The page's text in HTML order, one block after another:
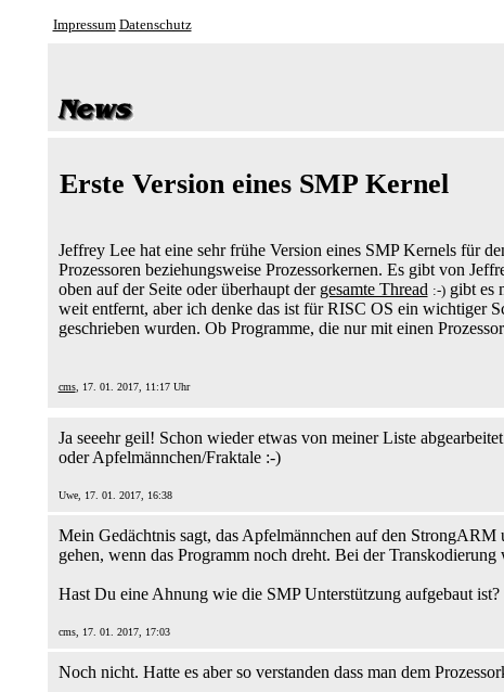
Impressum Datenschutz
Erste Version eines SMP Kernel
Jeffrey Lee hat eine sehr frühe Version eines SMP Kernels für
Prozessoren beziehungsweise Prozessorkernen. Es gibt von
oben auf der Seite oder überhaupt der gesamte Thread :-)gibt es
weit entfernt, aber ich denke das ist für RISC OS ein wichtiger
geschrieben wurden. Ob Programme, die nur mit einen
cms, 17. 01. 2017, 11:17 Uhr
Ja seeehr geil! Schon wieder etwas von meiner Liste
oder Apfelmännchen/Fraktale :-)
Uwe, 17. 01. 2017, 16:38
Mein Gedächtnis sagt, das Apfelmännchen auf den
gehen, wenn das Programm noch dreht. Bei der
Hast Du eine Ahnung wie die SMP Unterstützung aufgebaut ist?
cms, 17. 01. 2017, 17:03
Noch nicht. Hatte es aber so verstanden dass man dem